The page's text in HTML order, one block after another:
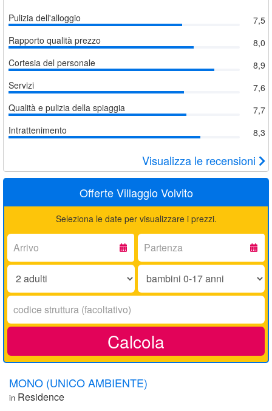
Pulizia dell'alloggio
7,5
Rapporto qualità prezzo
8,0
Cortesia del personale
8,9
Servizi
7,6
Qualità e pulizia della spiaggia
7,7
Intrattenimento
8,3
Visualizza le recensioni
Offerte Villaggio Volvito
Seleziona le date per visualizzare i prezzi.
Arrivo:
Partenza:
Adulti:
Bambini
17
Codice
struttura:
Calcola
MONO (UNICO AMBIENTE)
in Residence